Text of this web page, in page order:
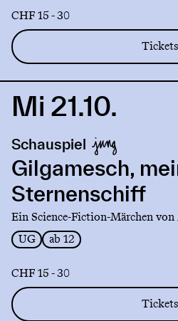
CHF 15 - 30
Tickets
Link
Gilgamesch,
mein
Sternenschiff
Mi 21.10.
Schauspiel
Gilgamesch,
Sternenschiff
Ein Science-Fiction-Märchen
UG
ab 12
CHF 15 - 30
Tickets